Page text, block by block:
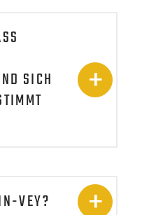
SICH
VEY?